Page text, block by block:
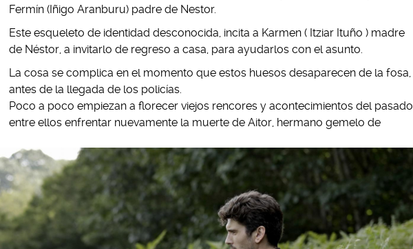
Fermín (Iñigo Aranburu) padre de Nestor.
Este esqueleto de identidad desconocida, incita a Karmen ( Itziar Ituño ) madre
de Néstor, a invitarlo de regreso a casa, para ayudarlos con el asunto.
La cosa se complica en el momento que estos huesos desaparecen de la fosa,
antes de la llegada de los policías.
Poco a poco empiezan a florecer viejos rencores y acontecimientos del pasado,
entre ellos enfrentar nuevamente la muerte de Aitor, hermano gemelo de